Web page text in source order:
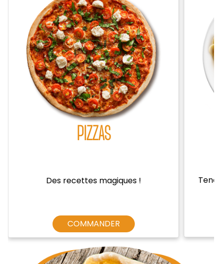
Zones de Livraison
PIZZAS
Des recettes magiques !
COMMANDER